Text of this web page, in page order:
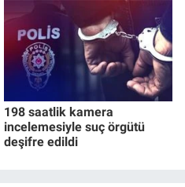
198 saatlik kamera
incelemesiyle suç örgütü
deşifre edildi